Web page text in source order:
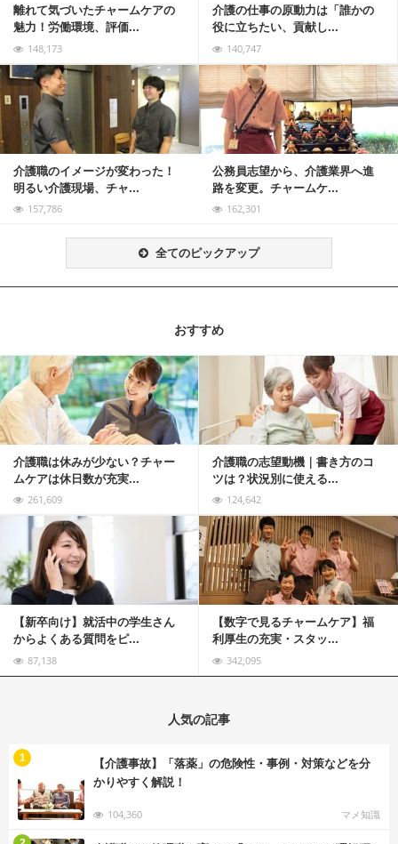
離れて気づいたチャームケアの
魅力！労働環境、評価...
148,173
介護の仕事の原動力は「誰かの
役に立ちたい、貢献し...
140,747
介護職のイメージが変わった！
明るい介護現場、チャ...
157,786
公務員志望から、介護業界へ進
路を変更。チャームケ...
162,301
記事を読む
全てのピックアップ
おすすめ
介護職は休みが少ない？チャー
ムケアは休日数が充実...
261,609
介護職の志望動機｜書き方のコ
ツは？状況別に使える...
124,642
記事を読む
【新卒向け】就活中の学生さん
からよくある質問をピ...
87,138
【数字で見るチャームケア】福
利厚生の充実・スタッ...
342,095
記事を読む
人気の記事
【介護事故】「落薬」の危険性・事例・対策などを分
かりやすく解説！
104,360 マメ知識
1